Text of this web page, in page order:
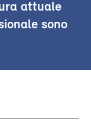
attuale
sono